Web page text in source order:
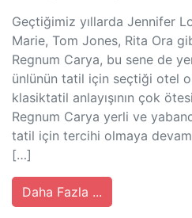
Geçtiğimiz yıllarda Jennifer
Marie, Tom Jones, Rita Ora
Regnum Carya, bu sene de
ünlünün tatil için seçtiği otel
klasiktatil anlayışının çok
Regnum Carya yerli ve
tatil için tercihi olmaya
[…]
Daha Fazla ...